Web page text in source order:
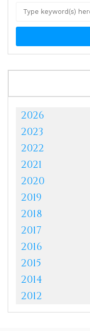
2026
2023
2022
2021
2020
2019
2018
2017
2016
2015
2014
2012